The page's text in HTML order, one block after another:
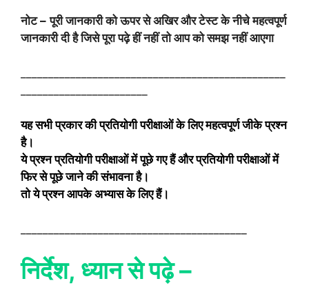
नोट – पूरी जानकारी को ऊपर से अखिर और टेस्ट के नीचे महत्वपूर्ण
जानकारी दी है जिसे पूरा पढ़े हीं नहीं तो आप को समझ नहीं आएगा
यह सभी प्रकार की प्रतियोगी परीक्षाओं के लिए महत्वपूर्ण जीके प्रश्न
है।
ये प्रश्न प्रतियोगी परीक्षाओं में पूछे गए हैं और प्रतियोगी परीक्षाओं में
फिर से पूछे जाने की संभावना है।
तो ये प्रश्न आपके अभ्यास के लिए हैं।
निर्देश, ध्यान से पढ़े –